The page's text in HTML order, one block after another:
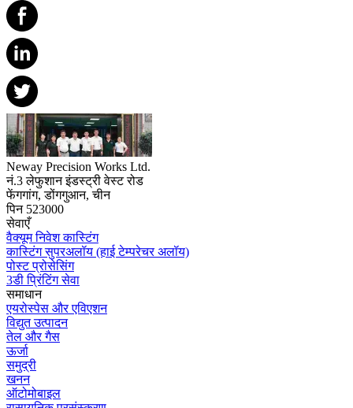
Neway Precision Works Ltd.
नं.3 लेफुशान इंडस्ट्री वेस्ट रोड
फेंगगांग, डोंगगुआन, चीन
पिन 523000
सेवाएँ
वैक्यूम निवेश कास्टिंग
कास्टिंग सुपरअलॉय (हाई टेम्परेचर अलॉय)
पोस्ट प्रोसेसिंग
3डी प्रिंटिंग सेवा
समाधान
एयरोस्पेस और एविएशन
विद्युत उत्पादन
तेल और गैस
ऊर्जा
समुद्री
खनन
ऑटोमोबाइल